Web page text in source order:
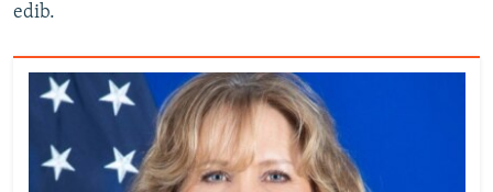
edib.